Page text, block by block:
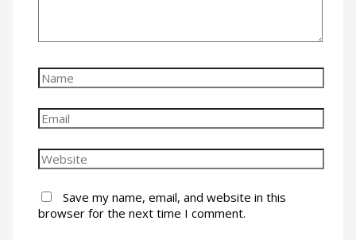
Name
Email
Website
Save my name, email, and website in this
browser for the next time I comment.